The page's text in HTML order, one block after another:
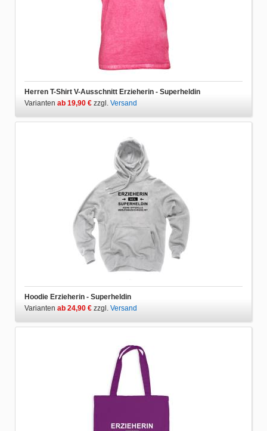
Herren T-Shirt V-Ausschnitt Erzieherin - Superheldin
Varianten ab 19,90 € zzgl. Versand
Hoodie Erzieherin - Superheldin
Varianten ab 24,90 € zzgl. Versand